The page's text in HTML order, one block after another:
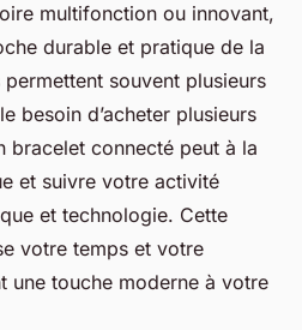
multifonction ou innovant,
durable et pratique de la
souvent plusieurs
besoin d’acheter plusieurs
bracelet connecté peut à la
et suivre votre activité
et technologie. Cette
votre temps et votre
une touche moderne à votre